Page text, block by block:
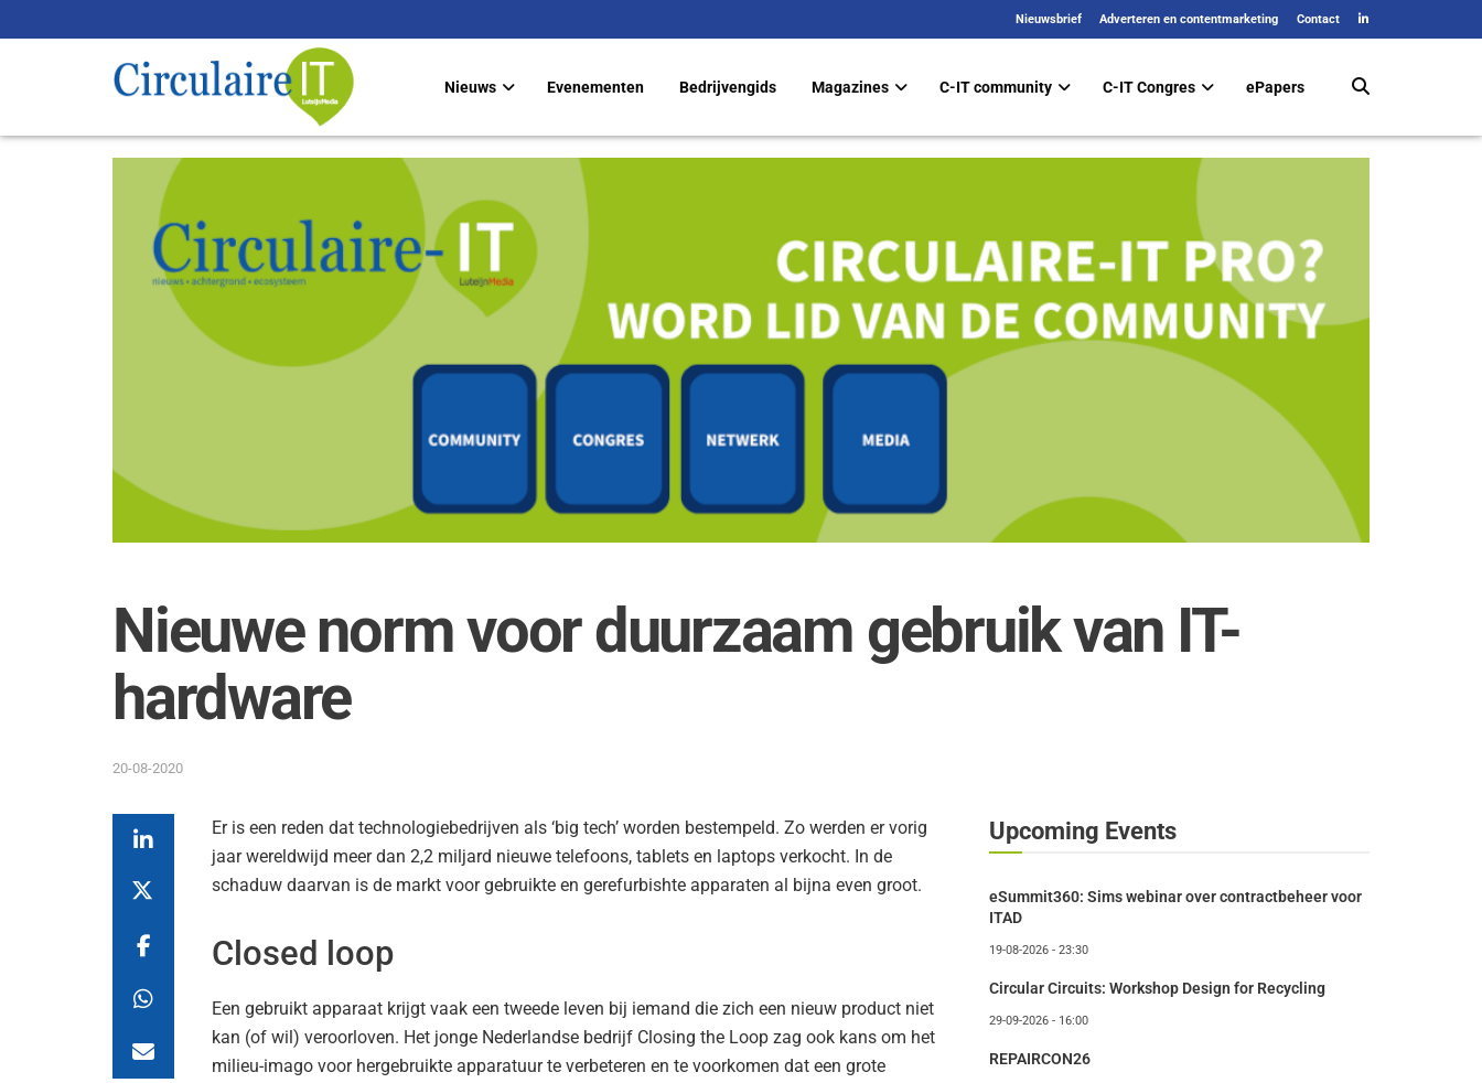
Nieuwsbrief Adverteren en contentmarketing Contact
Nieuws Evenementen Bedrijvengids Magazines C-IT community C-IT Congres ePapers
Nieuwe norm voor duurzaam gebruik van IT-
hardware
20-08-2020
Er is een reden dat technologiebedrijven als ‘big tech’ worden bestempeld. Zo werden er vorig
jaar wereldwijd meer dan 2,2 miljard nieuwe telefoons, tablets en laptops verkocht. In de
schaduw daarvan is de markt voor gebruikte en gerefurbishte apparaten al bijna even groot.
Closed loop
Een gebruikt apparaat krijgt vaak een tweede leven bij iemand die zich een nieuw product niet
kan (of wil) veroorloven. Het jonge Nederlandse bedrijf Closing the Loop zag ook kans om het
milieu-imago voor hergebruikte apparatuur te verbeteren en te voorkomen dat een grote
Upcoming Events
eSummit360: Sims webinar over contractbeheer voor
ITAD
19-08-2026 - 23:30
Circular Circuits: Workshop Design for Recycling
29-09-2026 - 16:00
REPAIRCON26